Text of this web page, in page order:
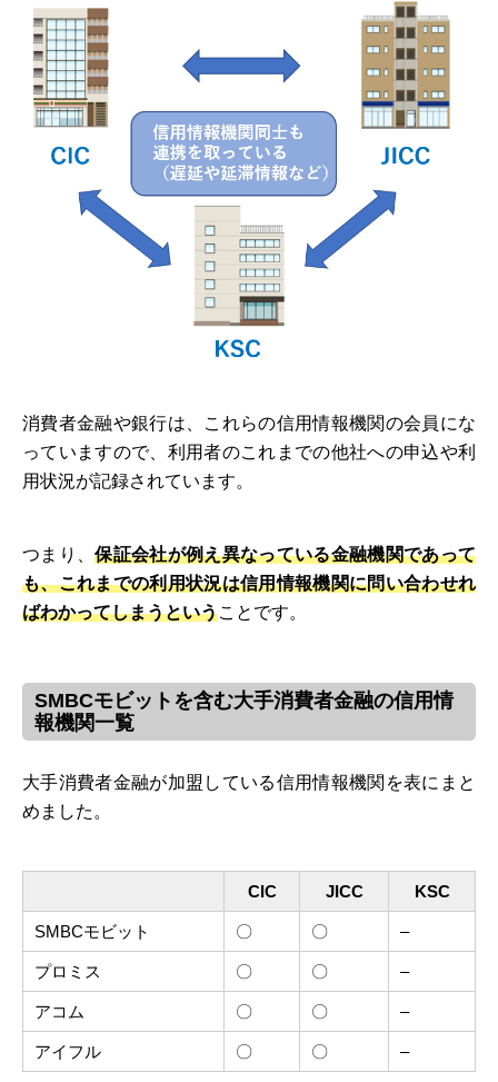
消費者金融や銀行は、これらの信用情報機関の会員にな
っていますので、利用者のこれまでの他社への申込や利
用状況が記録されています。
つまり、保証会社が例え異なっている金融機関であって
も、これまでの利用状況は信用情報機関に問い合わせれ
ばわかってしまうということです。
SMBCモビットを含む大手消費者金融の信用情
報機関一覧
大手消費者金融が加盟している信用情報機関を表にまと
めました。
CIC JICC KSC
SMBCモビット 〇 〇 –
プロミス 〇 〇 –
アコム 〇 〇 –
アイフル 〇 〇 –